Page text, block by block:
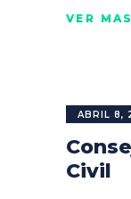
VER MÁS
ABRIL 8,
Civil